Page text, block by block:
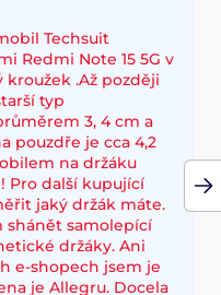
Techsuit
Redmi Note 15 5G v
.Až později
typ
3, 4 cm a
pouzdře je cca 4,2
na držáku
Pro další kupující
jaký držák máte.
shánět samolepící
držáky. Ani
e-shopech jsem je
je Allegru. Docela